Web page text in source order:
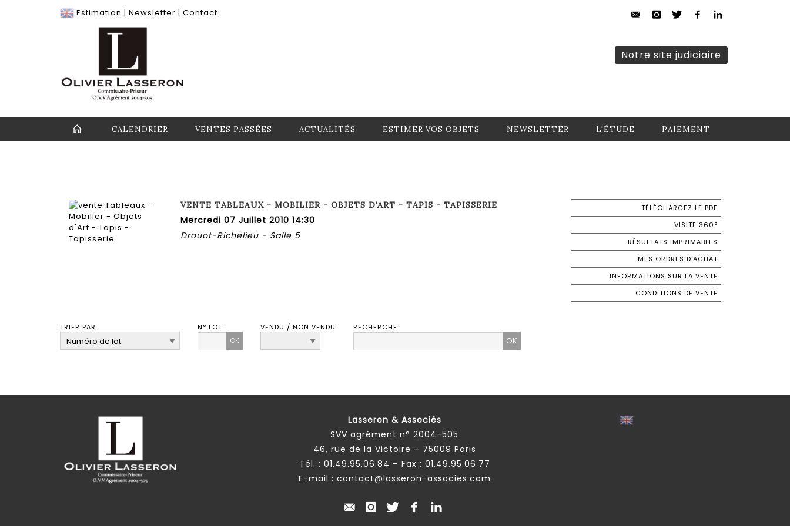
Estimation | Newsletter | Contact
Notre site judiciaire
CALENDRIER VENTES PASSÉES ACTUALITÉS ESTIMER VOS OBJETS NEWSLETTER L'ÉTUDE PAIEMENT
VENTE TABLEAUX - MOBILIER - OBJETS D'ART - TAPIS - TAPISSERIE
Mercredi 07 Juillet 2010 14:30
Drouot-Richelieu - Salle 5
TÉLÉCHARGEZ LE PDF
VISITE 360°
RÉSULTATS IMPRIMABLES
MES ORDRES D'ACHAT
INFORMATIONS SUR LA VENTE
CONDITIONS DE VENTE
TRIER PAR
N° LOT
OK
VENDU / NON VENDU RECHERCHE
Lasseron & Associés
SVV agrément n° 2004-505
46, rue de la Victoire – 75009 Paris
Tél. : 01.49.95.06.84 – Fax : 01.49.95.06.77
E-mail : contact@lasseron-associes.com